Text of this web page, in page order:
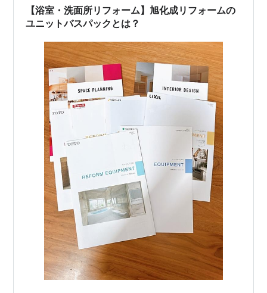
(^^…
【浴室・洗面所リフォーム】旭化成リフォームの
ユニットバスパックとは？